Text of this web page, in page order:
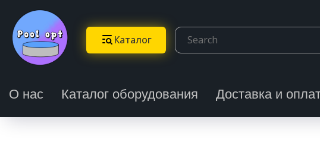
Каталог
О нас Каталог оборудования Доставка и